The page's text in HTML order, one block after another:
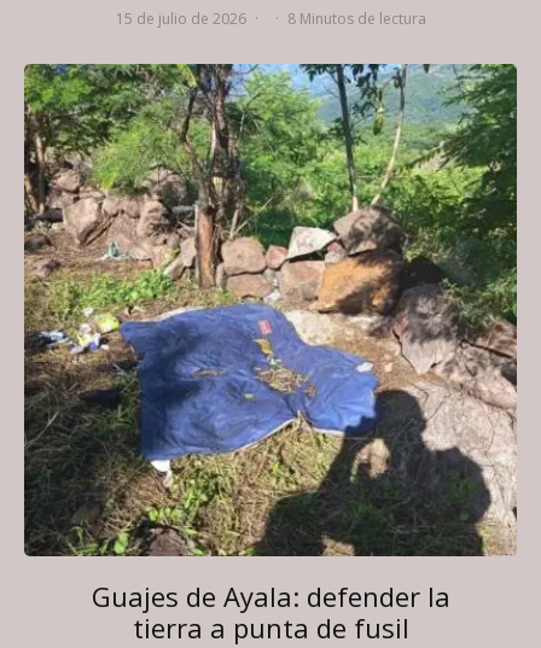
15 de julio de 2026 · · 8 Minutos de lectura
Guajes de Ayala: defender la
tierra a punta de fusil